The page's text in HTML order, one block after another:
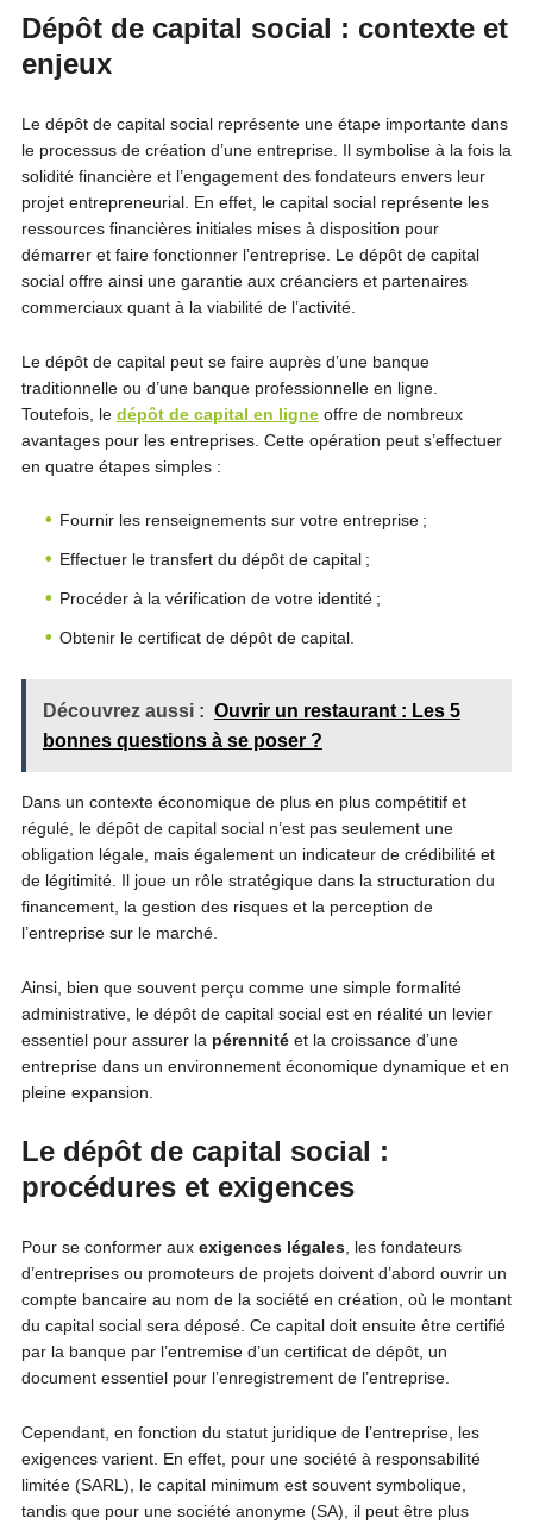
Dépôt de capital social : contexte et
enjeux
Le dépôt de capital social représente une étape importante dans
le processus de création d’une entreprise. Il symbolise à la fois la
solidité financière et l’engagement des fondateurs envers leur
projet entrepreneurial. En effet, le capital social représente les
ressources financières initiales mises à disposition pour
démarrer et faire fonctionner l’entreprise. Le dépôt de capital
social offre ainsi une garantie aux créanciers et partenaires
commerciaux quant à la viabilité de l’activité.
Le dépôt de capital peut se faire auprès d’une banque
traditionnelle ou d’une banque professionnelle en ligne.
Toutefois, le dépôt de capital en ligneoffre de nombreux
avantages pour les entreprises. Cette opération peut s’effectuer
en quatre étapes simples :
Fournir les renseignements sur votre entreprise ;
Effectuer le transfert du dépôt de capital ;
Procéder à la vérification de votre identité ;
Obtenir le certificat de dépôt de capital.
Découvrez aussi : Ouvrir un restaurant : Les 5
bonnes questions à se poser ?
Dans un contexte économique de plus en plus compétitif et
régulé, le dépôt de capital social n’est pas seulement une
obligation légale, mais également un indicateur de crédibilité et
de légitimité. Il joue un rôle stratégique dans la structuration du
financement, la gestion des risques et la perception de
l’entreprise sur le marché.
Ainsi, bien que souvent perçu comme une simple formalité
administrative, le dépôt de capital social est en réalité un levier
essentiel pour assurer la pérennitéet la croissance d’une
entreprise dans un environnement économique dynamique et en
pleine expansion.
Le dépôt de capital social :
procédures et exigences
Pour se conformer aux exigences légales, les fondateurs
d’entreprises ou promoteurs de projets doivent d’abord ouvrir un
compte bancaire au nom de la société en création, où le montant
du capital social sera déposé. Ce capital doit ensuite être certifié
par la banque par l’entremise d’un certificat de dépôt, un
document essentiel pour l’enregistrement de l’entreprise.
Cependant, en fonction du statut juridique de l’entreprise, les
exigences varient. En effet, pour une société à responsabilité
limitée (SARL), le capital minimum est souvent symbolique,
tandis que pour une société anonyme (SA), il peut être plus